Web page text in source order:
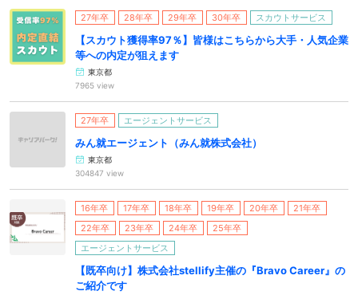
27年卒 28年卒 29年卒 30年卒 スカウトサービス
【スカウト獲得率97％】皆様はこちらから大手・人気企業
等への内定が狙えます
東京都
7965 view
27年卒 エージェントサービス
みん就エージェント（みん就株式会社）
東京都
304847 view
16年卒 17年卒 18年卒 19年卒 20年卒
21年卒
22年卒
23年卒 24年卒
25年卒
エージェントサービス
【既卒向け】株式会社stellify主催の『Bravo Career』の
ご紹介です